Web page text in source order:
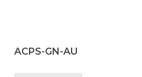
ACPS-GN-AU